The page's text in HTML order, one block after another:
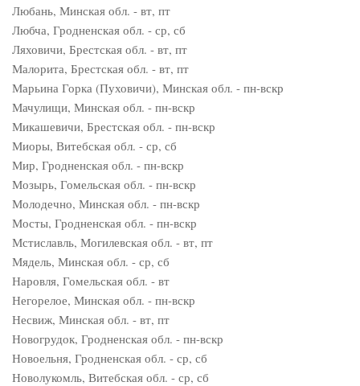
Любань, Минская обл. - вт, пт
Любча, Гродненская обл. - ср, сб
Ляховичи, Брестская обл. - вт, пт
Малорита, Брестская обл. - вт, пт
Марьина Горка (Пуховичи), Минская обл. - пн-вскр
Мачулищи, Минская обл. - пн-вскр
Микашевичи, Брестская обл. - пн-вскр
Миоры, Витебская обл. - ср, сб
Мир, Гродненская обл. - пн-вскр
Мозырь, Гомельская обл. - пн-вскр
Молодечно, Минская обл. - пн-вскр
Мосты, Гродненская обл. - пн-вскр
Мстиславль, Могилевская обл. - вт, пт
Мядель, Минская обл. - ср, сб
Наровля, Гомельская обл. - вт
Негорелое, Минская обл. - пн-вскр
Несвиж, Минская обл. - вт, пт
Новогрудок, Гродненская обл. - пн-вскр
Новоельня, Гродненская обл. - ср, сб
Новолукомль, Витебская обл. - ср, сб